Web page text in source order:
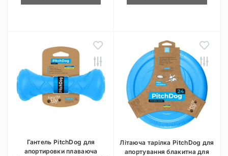
Гантель PitchDog для
апортировки плаваюча
Літаюча тарілка PitchDog для
апортування блакитна для